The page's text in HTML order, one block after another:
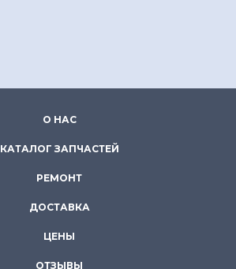
О НАС
КАТАЛОГ ЗАПЧАСТЕЙ
РЕМОНТ
ДОСТАВКА
ЦЕНЫ
ОТЗЫВЫ